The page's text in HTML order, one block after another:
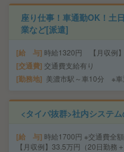
座り仕事！車通勤OK！土
業など[派遣]
給 与 時給1320円 【月収例
交通費 交通費支給有り
勤務地 美濃市駅～車10分 ※車
<タイパ抜群>社内システ
給 与 時給1700円 ※交通費全額
【月収例】33.5万円（20日勤務